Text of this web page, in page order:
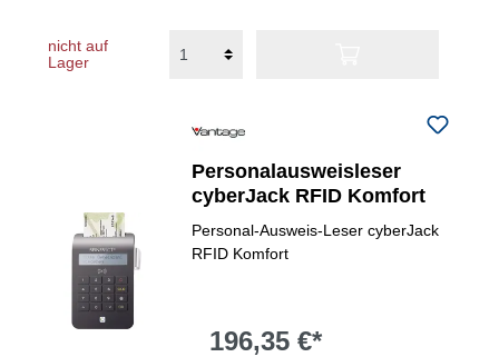
nicht auf
Lager
Personalausweisleser
cyberJack RFID Komfort
Personal-Ausweis-Leser cyberJack
RFID Komfort
196,35 €*